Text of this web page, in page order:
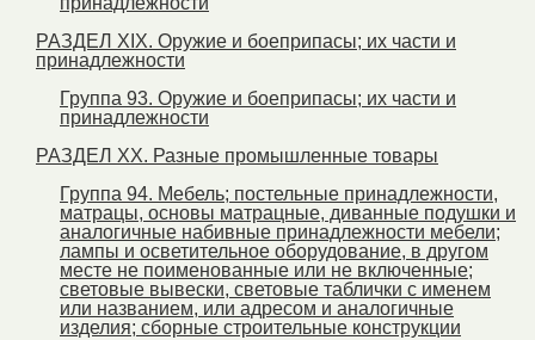
РАЗДЕЛ XIX. Оружие и боеприпасы; их части и
принадлежности
Группа 93. Оружие и боеприпасы; их части и
принадлежности
РАЗДЕЛ XX. Разные промышленные товары
Группа 94. Мебель; постельные принадлежности,
матрацы, основы матрацные, диванные подушки и
аналогичные набивные принадлежности мебели;
лампы и осветительное оборудование, в другом
месте не поименованные или не включенные;
световые вывески, световые таблички с именем
или названием, или адресом и аналогичные
изделия; сборные строительные конструкции